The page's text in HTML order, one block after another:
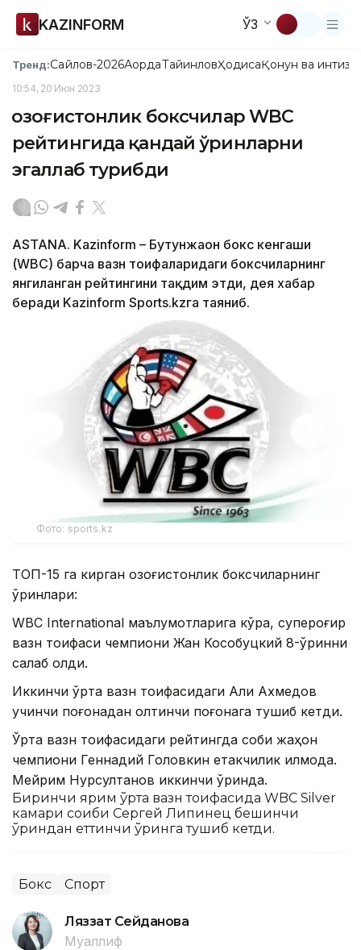
KAZINFORM ЎЗ
Тренд:Сайлов-2026АқордаТайинловҲодисаҚонун ва
10:54, 20 Июн 2023
Қозоғистонлик боксчилар WBC
рейтингида қандай ўринларни
эгаллаб турибди
ASTANA. Kazinform – Бутунжаҳон бокс кенгаши
(WBC) барча вазн тоифаларидаги боксчиларнинг
янгиланган рейтингини тақдим этди, дея хабар
беради Kazinform Sports.kzга таяниб.
Фото: sports.kz
ТОП-15 га кирган қозоғистонлик боксчиларнинг
ўринлари:
WBC International маълумотларига кўра, супероғир
вазн тоифаси чемпиони Жан Кособуцкий 8-ўринни
сақлаб қолди.
Иккинчи ўрта вазн тоифасидаги Али Ахмедов
учинчи поғонадан олтинчи поғонага тушиб кетди.
Ўрта вазн тоифасидаги рейтингда собиқ жаҳон
чемпиони Геннадий Головкин етакчилик қилмоқда.
Мейрим Нурсултанов иккинчи ўринда.
Биринчи ярим ўрта вазн тоифасида WBC Silver
камари соҳиби Сергей Липинец бешинчи
ўриндан еттинчи ўринга тушиб кетди.
Бокс Спорт
Ляззат Сейданова
Муаллиф